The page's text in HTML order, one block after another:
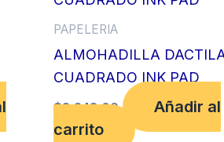
PAPELERIA
ALMOHADILLA
CUADRADO INK PAD
$2,248.00
Añadir al
carrito